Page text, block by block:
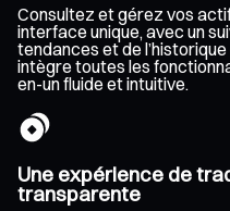
Consultez et gérez vos
interface unique, avec un
tendances et de
intègre toutes les
en-un fluide et intuitive.
Une expérience de
transparente